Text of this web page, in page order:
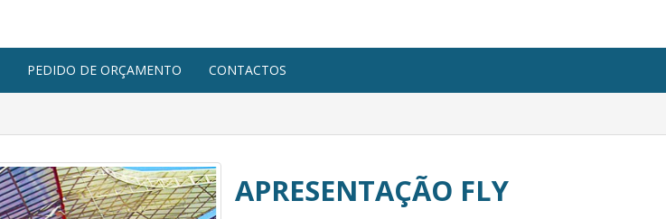
PEDIDO DE ORÇAMENTO CONTACTOS
APRESENTAÇÃO FLY